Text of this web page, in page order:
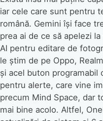
iar cele care sunt pentru
română. Gemini își face
prea ai de ce să apelezi
AI pentru editare de
le știm de pe Oppo,
și acel buton programabil
pentru alerte, care vine
precum Mind Space, dar
mai bine acolo. Altfel,